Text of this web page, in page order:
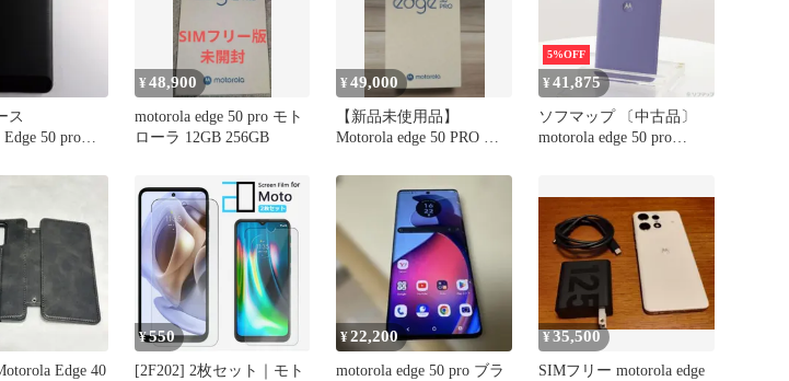
ス
50 pro
¥48,900
motorola edge 50 pro モト
ローラ 12GB 256GB
¥49,000
【新品未使用品】
Motorola edge 50 PRO リ
5%OFF
¥41,875
ソフマップ 〔中古品〕
motorola edge 50 pro
ー【258】
Edge 40
¥550
[2F202] 2枚セット｜モト
¥22,200
motorola edge 50 pro ブラ
¥35,500
SIMフリー motorola edge